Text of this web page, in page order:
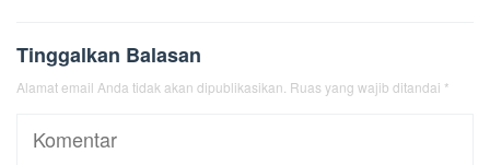
Tinggalkan Balasan
Alamat email Anda tidak akan dipublikasikan. Ruas yang wajib ditandai *